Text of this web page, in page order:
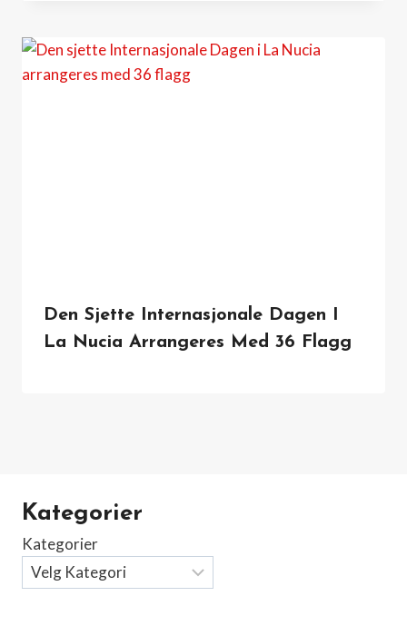
Den Sjette Internasjonale Dagen I
La Nucia Arrangeres Med 36 Flagg
Kategorier
Kategorier